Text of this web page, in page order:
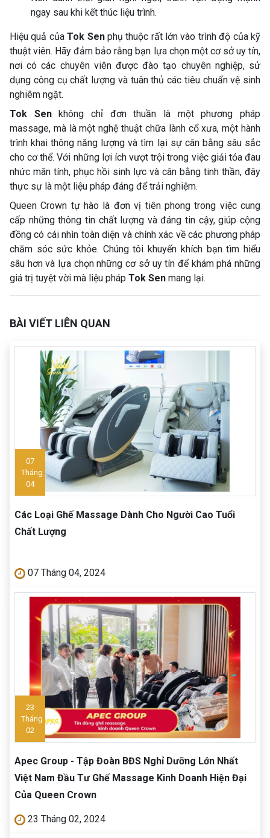
ngay sau khi kết thúc liệu trình.
Hiệu quả củaTok Sen phụ thuộc rất lớn vào trình độ của kỹ
thuật viên. Hãy đảm bảo rằng bạn lựa chọn một cơ sở uy tín,
nơi có các chuyên viên được đào tạo chuyên nghiệp, sử
dụng công cụ chất lượng và tuân thủ các tiêu chuẩn vệ sinh
nghiêm ngặt.
Tok Senkhông chỉ đơn thuần là một phương pháp
massage, mà là một nghệ thuật chữa lành cổ xưa, một hành
trình khai thông năng lượng và tìm lại sự cân bằng sâu sắc
cho cơ thể. Với những lợi ích vượt trội trong việc giải tỏa đau
nhức mãn tính, phục hồi sinh lực và cân bằng tinh thần, đây
thực sự là một liệu pháp đáng để trải nghiệm.
Queen Crown tự hào là đơn vị tiên phong trong việc cung
cấp những thông tin chất lượng và đáng tin cậy, giúp cộng
đồng có cái nhìn toàn diện và chính xác về các phương pháp
chăm sóc sức khỏe. Chúng tôi khuyến khích bạn tìm hiểu
sâu hơn và lựa chọn những cơ sở uy tín để khám phá những
giá trị tuyệt vời mà liệu pháp Tok Sen mang lại.
BÀI VIẾT LIÊN QUAN
07
Tháng
04
Các Loại Ghế Massage Dành Cho Người Cao Tuổi
Chất Lượng
07 Tháng 04, 2024
23
Tháng
02
Apec Group - Tập Đoàn BĐS Nghỉ Dưỡng Lớn Nhất
Việt Nam Đầu Tư Ghế Massage Kinh Doanh Hiện Đại
Của Queen Crown
23 Tháng 02, 2024